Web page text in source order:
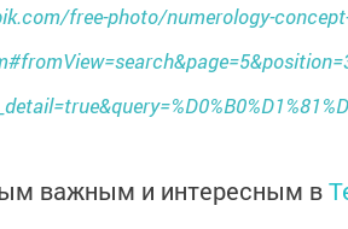
free-photo/numerology-
важным и интересным в